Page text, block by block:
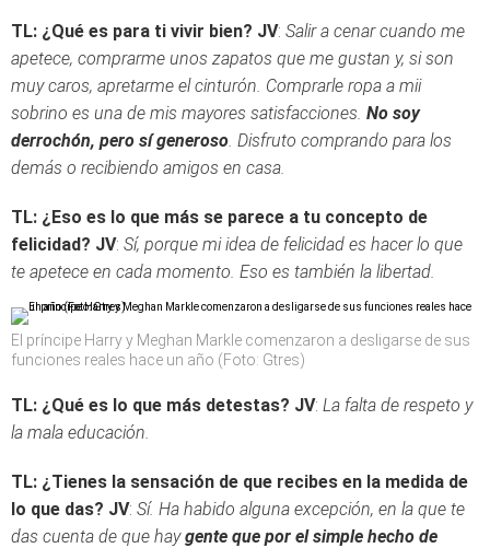
TL: ¿Qué es para ti vivir bien? JV: Salir a cenar cuando me
apetece, comprarme unos zapatos que me gustan y, si son
muy caros, apretarme el cinturón. Comprarle ropa a mii
sobrino es una de mis mayores satisfacciones. No soy
derrochón, pero sí generoso. Disfruto comprando para los
demás o recibiendo amigos en casa.
TL: ¿Eso es lo que más se parece a tu concepto de
felicidad? JV: Sí, porque mi idea de felicidad es hacer lo que
te apetece en cada momento. Eso es también la libertad.
El príncipe Harry y Meghan Markle comenzaron a desligarse de sus
funciones reales hace un año (Foto: Gtres)
TL: ¿Qué es lo que más detestas? JV: La falta de respeto y
la mala educación.
TL: ¿Tienes la sensación de que recibes en la medida de
lo que das? JV: Sí. Ha habido alguna excepción, en la que te
das cuenta de que haygente que por el simple hecho de